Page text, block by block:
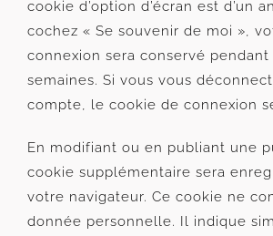
cookie d’option d’écran est d’un
cochez « Se souvenir de moi »,
connexion sera conservé pendant
semaines. Si vous vous
compte, le cookie de connexion
En modifiant ou en publiant une
cookie supplémentaire sera
votre navigateur. Ce cookie ne
donnée personnelle. Il indique